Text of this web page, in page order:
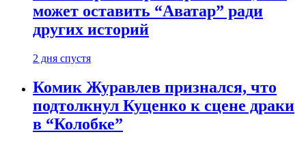
может оставить “Аватар” ради
других историй
2 дня спустя
Комик Журавлев признался, что
подтолкнул Куценко к сцене драки
в “Колобке”